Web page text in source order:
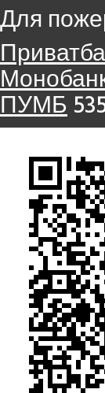
Для
ПУМБ